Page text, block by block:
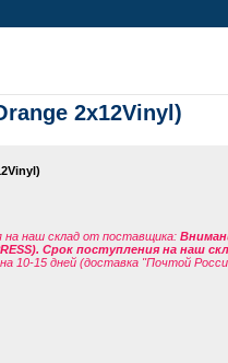
2x12Vinyl)
на наш склад от поставщика:
Срок поступления на наш
10-15 дней (доставка "Почтой